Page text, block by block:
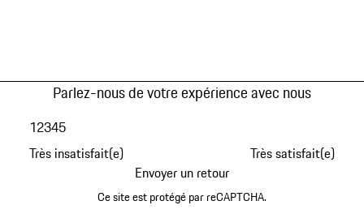
Parlez-nous de votre expérience avec nous
Très insatisfait(e)
12345
Très satisfait(e)
Envoyer un retour
Ce site est protégé par reCAPTCHA.